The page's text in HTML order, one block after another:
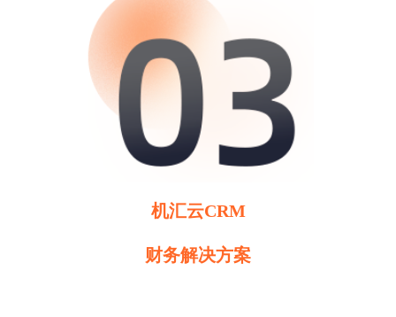
机汇云CRM
财务解决方案